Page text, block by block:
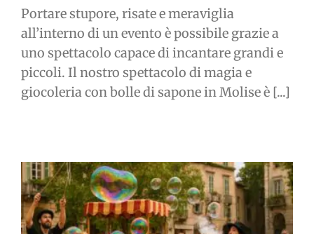
Portare stupore, risate e meraviglia
all’interno di un evento è possibile grazie a
uno spettacolo capace di incantare grandi e
piccoli. Il nostro spettacolo di magia e
giocoleria con bolle di sapone in Molise è [...]